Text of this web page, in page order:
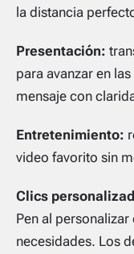
la distancia
Presentación:
para avanzar en
mensaje con
Entretenimiento:
video favorito sin
Clics
Pen al
necesidades. Los